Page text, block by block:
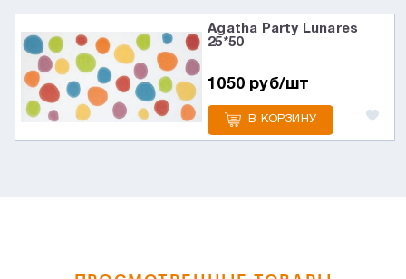
Agatha Party Lunares
25*50
1050 руб/шт
В КОРЗИНУ